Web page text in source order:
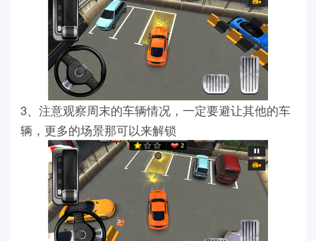
3、注意观察周末的车辆情况，一定要避让其他的车
辆，更多的场景那可以来解锁